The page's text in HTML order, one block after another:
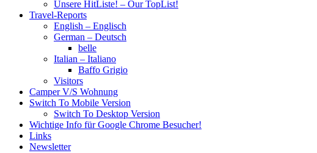
Unsere HitListe! – Our TopList!
Travel-Reports
English – Englisch
German – Deutsch
belle
Italian – Italiano
Baffo Grigio
Visitors
Camper V/S Wohnung
Switch To Mobile Version
Switch To Desktop Version
Wichtige Info für Google Chrome Besucher!
Links
Newsletter